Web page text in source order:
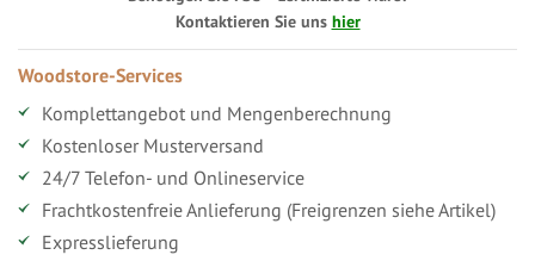
Kontaktieren Sie uns hier
Woodstore-Services
Komplettangebot und Mengenberechnung
Kostenloser Musterversand
24/7 Telefon- und Onlineservice
Frachtkostenfreie Anlieferung (Freigrenzen siehe Artikel)
Expresslieferung